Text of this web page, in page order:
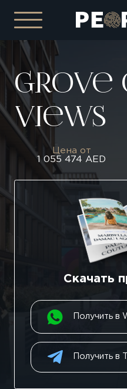
Grove
Views
Цена от
1 055 474 AED
Скачать
Получить в
Получить в